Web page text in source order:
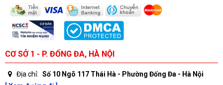
CƠ SỞ 1 - P. ĐỐNG ĐA, HÀ NỘI
Địa chỉ: Số 10 Ngõ 117 Thái Hà - Phường Đống Đa - Hà Nội